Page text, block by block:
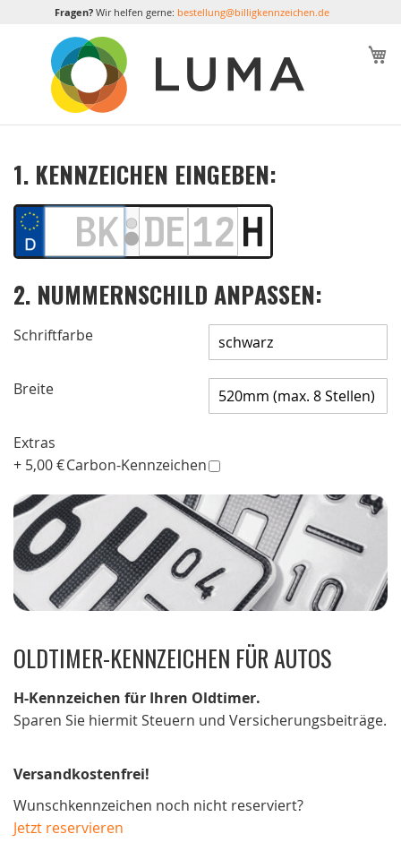
Fragen?Wir helfen gerne: bestellung@billigkennzeichen.de
1. KENNZEICHEN EINGEBEN:
2. NUMMERNSCHILD ANPASSEN:
Schriftfarbe
Breite
Extras
+ 5,00 €Carbon-Kennzeichen
OLDTIMER-KENNZEICHEN FÜR AUTOS
H-Kennzeichen für Ihren Oldtimer.
Sparen Sie hiermit Steuern und Versicherungsbeiträge.
Versandkostenfrei!
Wunschkennzeichen noch nicht reserviert?
Jetzt reservieren